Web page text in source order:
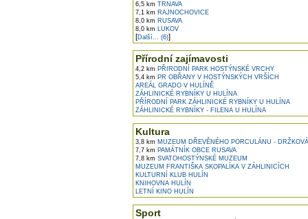
6,5 km TRNAVA
7,1 km RAJNOCHOVICE
8,0 km RUSAVA
8,0 km LUKOV
[Další... (6)]
Přírodní zajímavosti
4,2 km PŘIRODNÍ PARK HOSTÝNSKÉ VRCHY
5,4 km PR OBŘANY V HOSTÝNSKÝCH VRŠÍCH
AREÁL GRADO V HULÍNĚ
ZÁHLINICKÉ RYBNÍKY U HULÍNA
PŘÍRODNÍ PARK ZÁHLINICKÉ RYBNÍKY U HULÍNA
ZÁHLINICKÉ RYBNÍKY - FILENA U HULÍNA
Kultura
3,8 km MUZEUM DŘEVĚNÉHO PORCULÁNU - DRŽKOVÁ
7,7 km PAMÁTNÍK OBCE RUSAVA
7,8 km SVATOHOSTÝNSKÉ MUZEUM
MUZEUM FRANTIŠKA SKOPALÍKA V ZÁHLINICÍCH
KULTURNÍ KLUB HULÍN
KNIHOVNA HULÍN
LETNÍ KINO HULÍN
Sport